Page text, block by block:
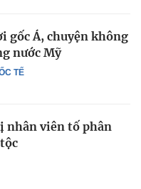
TẾ
gốc Á, chuyện không
nước Mỹ
nhân viên tố phân